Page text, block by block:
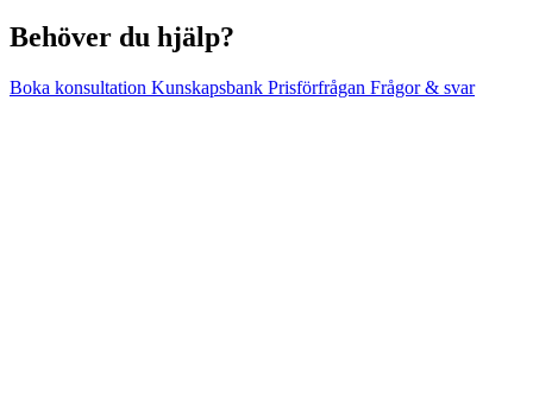
Behöver du hjälp?
Boka konsultation Kunskapsbank Prisförfrågan Frågor & svar